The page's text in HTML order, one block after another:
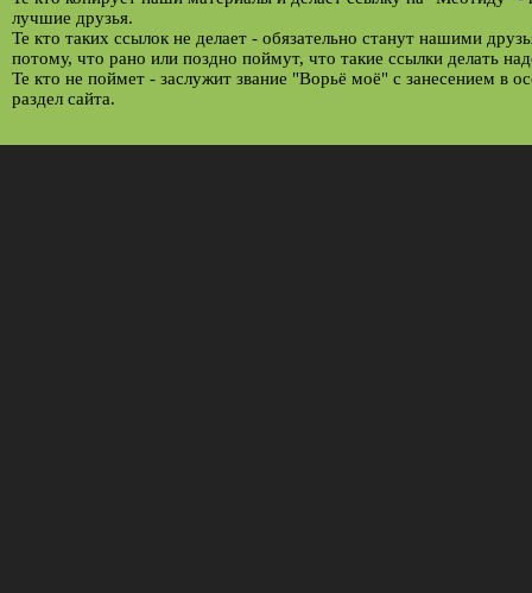
лучшие друзья.
Те кто таких ссылок не делает - обязательно станут нашими
потому, что рано или поздно поймут, что такие ссылки делать
Те кто не поймет - заслужит звание "Ворьё моё" с занесением в
раздел сайта.